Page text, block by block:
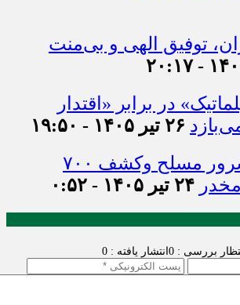
توفیق الهی و بی‌منت
در برابر «اقتدار
۲۶ تیر ۱۴۰۵ - ۱۹:۵۰
هلاکت چهار شرور مسلح وکشف ۷۰۰
۲۴ تیر ۱۴۰۵ - ۰:۵۲
بررسی : 0 انتشار یافته : 0